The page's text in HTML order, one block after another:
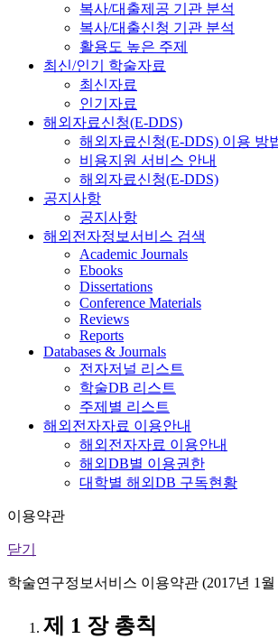
복사/대출제공 기관 분석
복사/대출신청 기관 분석
활용도 높은 주제
최신/인기 학술자료
최신자료
인기자료
해외자료신청(E-DDS)
해외자료신청(E-DDS) 이용 방
비용지원 서비스 안내
해외자료신청(E-DDS)
공지사항
공지사항
해외전자정보서비스 검색
Academic Journals
Ebooks
Dissertations
Conference Materials
Reviews
Reports
Databases & Journals
전자저널 리스트
학술DB 리스트
주제별 리스트
해외전자자료 이용안내
해외전자자료 이용안내
해외DB별 이용권한
대학별 해외DB 구독현황
이용약관
닫기
학술연구정보서비스 이용약관 (2017년 1
제 1 장 총칙